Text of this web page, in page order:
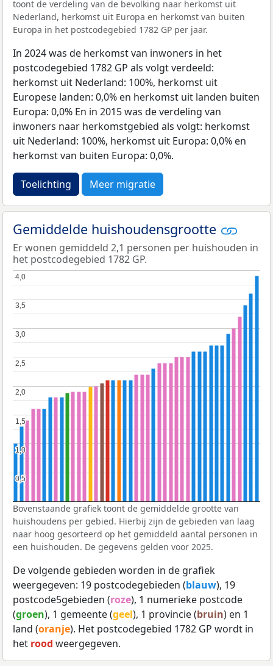
toont de verdeling van de bevolking naar herkomst uit
Nederland, herkomst uit Europa en herkomst van buiten
Europa in het postcodegebied 1782 GP per jaar.
In 2024 was de herkomst van inwoners in het
postcodegebied 1782 GP als volgt verdeeld:
herkomst uit Nederland: 100%, herkomst uit
Europese landen: 0,0% en herkomst uit landen buiten
Europa: 0,0% En in 2015 was de verdeling van
inwoners naar herkomstgebied als volgt: herkomst
uit Nederland: 100%, herkomst uit Europa: 0,0% en
herkomst van buiten Europa: 0,0%.
Toelichting Meer migratie
Gemiddelde huishoudensgrootte
Er wonen gemiddeld 2,1 personen per huishouden in
het postcodegebied 1782 GP.
0,5
0,5
1,0
1,0
1,5
1,5
2,0
2,0
2,5
2,5
3,0
3,0
3,5
3,5
4,0
4,0
Bovenstaande grafiek toont de gemiddelde grootte van
huishoudens per gebied. Hierbij zijn de gebieden van laag
naar hoog gesorteerd op het gemiddeld aantal personen in
een huishouden. De gegevens gelden voor 2025.
De volgende gebieden worden in de grafiek
weergegeven: 19 postcodegebieden (blauw), 19
postcode5gebieden (roze), 1 numerieke postcode
(groen), 1 gemeente (geel), 1 provincie (bruin) en 1
land (oranje). Het postcodegebied 1782 GP wordt in
het rood weergegeven.